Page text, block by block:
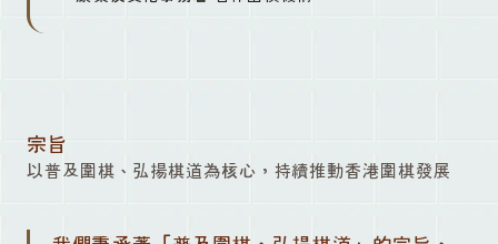
宗旨
以普及圍棋、弘揚棋道為核心，持續推動香港圍棋發展